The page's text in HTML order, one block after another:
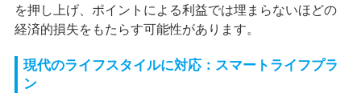
を押し上げ、ポイントによる利益では埋まらないほどの
経済的損失をもたらす可能性があります。
現代のライフスタイルに対応：スマートライフプラ
ン